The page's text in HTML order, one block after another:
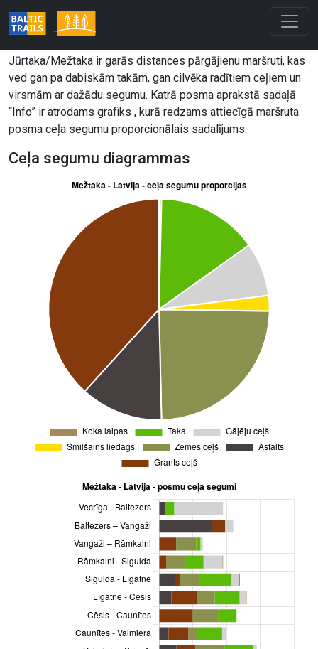
Jūrtaka/Mežtaka ir garās distances pārgājienu maršruti, kas
ved gan pa dabiskām takām, gan cilvēka radītiem ceļiem un
virsmām ar dažādu segumu. Katrā posma aprakstā sadaļā
“Info” ir atrodams grafiks , kurā redzams attiecīgā maršruta
posma ceļa segumu proporcionālais sadalījums.
Ceļa segumu diagrammas